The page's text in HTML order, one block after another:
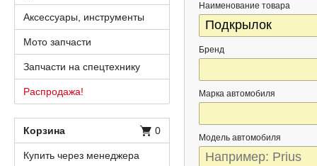
Наименование товара
Бренд
Марка автомобиля
Модель автомобиля
Аксессуары, инструменты
Мото запчасти
Запчасти на спецтехнику
Распродажа!
Корзина 0
Купить через менеджера